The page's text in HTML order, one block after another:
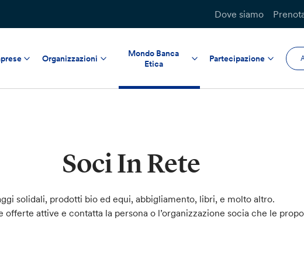
Dove siamo
Organizzazioni
Mondo Banca
Etica
Partecipazione
Soci In Rete
solidali, prodotti bio ed equi, abbigliamento, libri, e molto altro.
offerte attive e contatta la persona o l’organizzazione socia che le